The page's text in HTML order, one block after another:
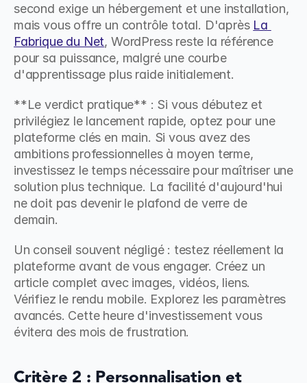
second exige un hébergement et une installation,
mais vous offre un contrôle total. D'après La
Fabrique du Net, WordPress reste la référence
pour sa puissance, malgré une courbe
d'apprentissage plus raide initialement.
**Le verdict pratique** : Si vous débutez et
privilégiez le lancement rapide, optez pour une
plateforme clés en main. Si vous avez des
ambitions professionnelles à moyen terme,
investissez le temps nécessaire pour maîtriser une
solution plus technique. La facilité d'aujourd'hui
ne doit pas devenir le plafond de verre de
demain.
Un conseil souvent négligé : testez réellement la
plateforme avant de vous engager. Créez un
article complet avec images, vidéos, liens.
Vérifiez le rendu mobile. Explorez les paramètres
avancés. Cette heure d'investissement vous
évitera des mois de frustration.
Critère 2 : Personnalisation et